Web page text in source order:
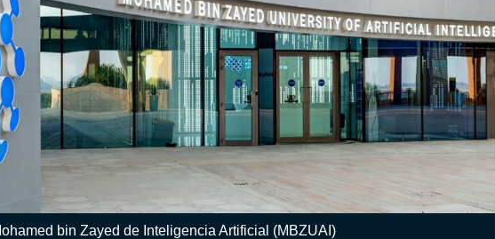
bin Zayed de Inteligencia Artificial (MBZUAI)